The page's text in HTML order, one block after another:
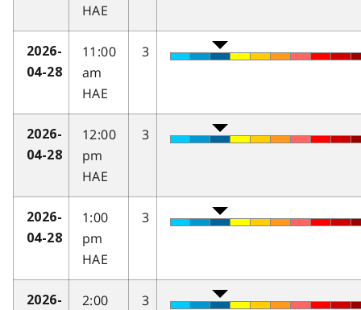
HAE
2026-
04-28
11:00
am
HAE
3
2026-
04-28
12:00
pm
HAE
3
2026-
04-28
1:00
pm
HAE
3
2026-
2:00
3